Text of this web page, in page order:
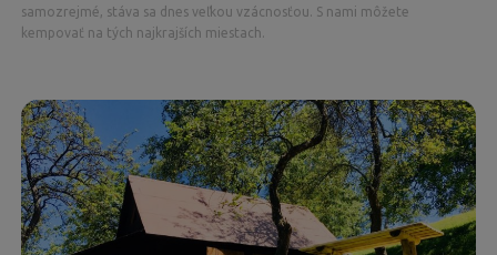
samozrejmé, stáva sa dnes veľkou vzácnosťou. S nami môžete
kempovať na tých najkrajších miestach.